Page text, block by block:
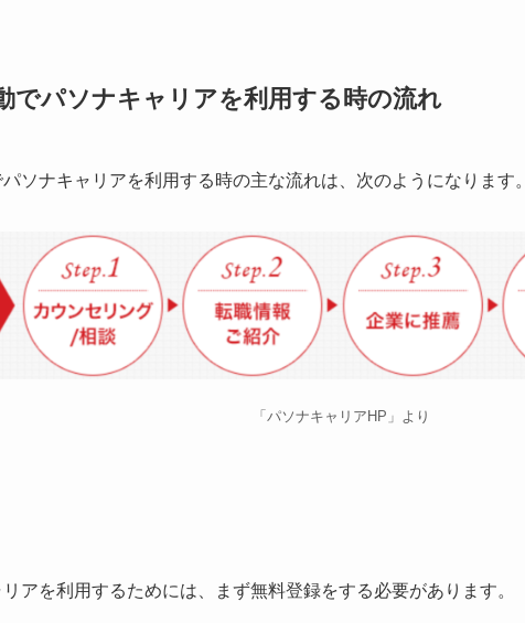
でパソナキャリアを利用する時の流れ
ソナキャリアを利用する時の主な流れは、次のようになります。
「パソナキャリアHP」より
アを利用するためには、まず無料登録をする必要があります。